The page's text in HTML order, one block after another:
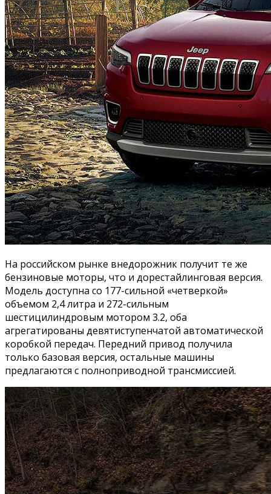
На российском рынке внедорожник получит те же
бензиновые моторы, что и дорестайлинговая версия.
Модель доступна со 177-сильной «четверкой»
объемом 2,4 литра и 272-сильным
шестицилиндровым мотором 3.2, оба
агрегатированы девятиступенчатой автоматической
коробкой передач. Передний привод получила
только базовая версия, остальные машины
предлагаются с полноприводной трансмиссией.